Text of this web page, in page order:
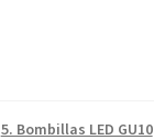
5. Bombillas LED GU10